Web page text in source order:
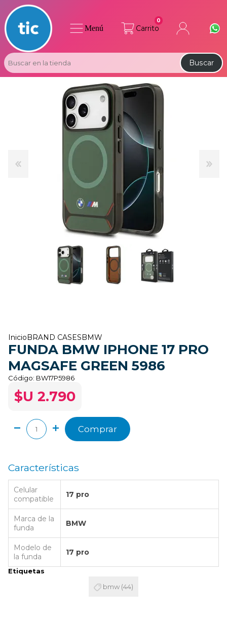
Carrito
0
Buscar
Menú
Inicio BRAND CASES BMW
FUNDA BMW IPHONE 17 PRO
MAGSAFE GREEN 5986
Código: BW17P5986
$U 2.790
Comprar
Características
Celular
compatible
17 pro
Marca de la
funda
BMW
Modelo de
la funda
17 pro
Etiquetas
bmw (44)